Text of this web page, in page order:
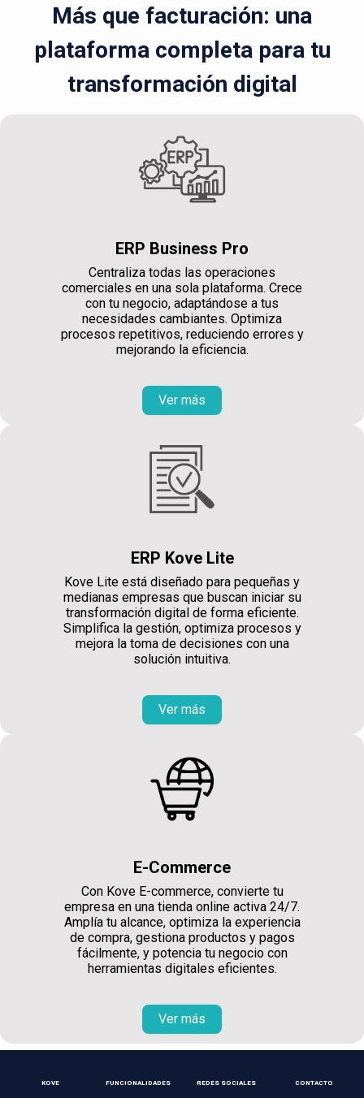
Más que facturación: una
plataforma completa para tu
transformación digital
ERP Business Pro
Centraliza todas las operaciones
comerciales en una sola plataforma. Crece
con tu negocio, adaptándose a tus
necesidades cambiantes. Optimiza
procesos repetitivos, reduciendo errores y
mejorando la eficiencia.
Ver más
ERP Kove Lite
Kove Lite está diseñado para pequeñas y
medianas empresas que buscan iniciar su
transformación digital de forma eficiente.
Simplifica la gestión, optimiza procesos y
mejora la toma de decisiones con una
solución intuitiva.
Ver más
E-Commerce
Con Kove E-commerce, convierte tu
empresa en una tienda online activa 24/7.
Amplía tu alcance, optimiza la experiencia
de compra, gestiona productos y pagos
fácilmente, y potencia tu negocio con
herramientas digitales eficientes.
Ver más
KOVE FUNCIONALIDADES REDES SOCIALES CONTACTO